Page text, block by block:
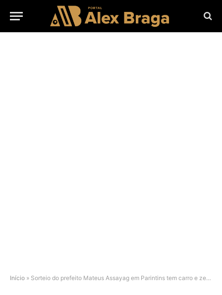
Início » Sorteio do prefeito Mateus Assayag em Parintins tem carro e zero transparência: ‘afronta moral’